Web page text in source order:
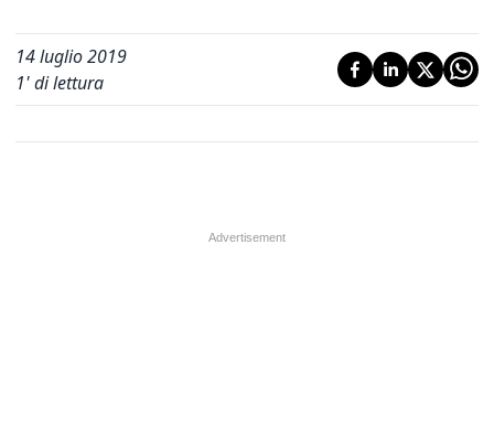
14 luglio 2019
1' di lettura